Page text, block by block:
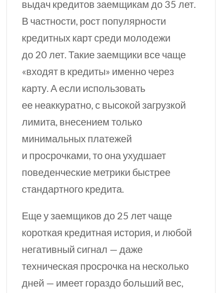
выдач кредитов заемщикам до 35 лет.
В частности, рост популярности
кредитных карт среди молодежи
до 20 лет. Такие заемщики все чаще
«входят в кредиты» именно через
карту. А если использовать
ее неаккуратно, с высокой загрузкой
лимита, внесением только
минимальных платежей
и просрочками, то она ухудшает
поведенческие метрики быстрее
стандартного кредита.
Еще у заемщиков до 25 лет чаще
короткая кредитная история, и любой
негативный сигнал — даже
техническая просрочка на несколько
дней — имеет гораздо больший вес,